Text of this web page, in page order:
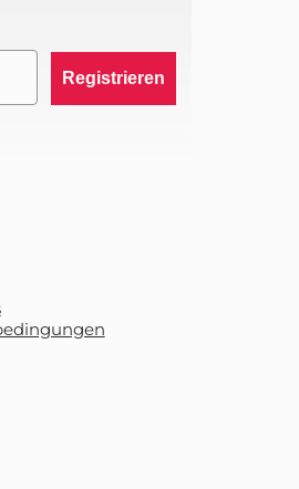
Registrieren